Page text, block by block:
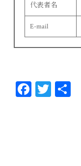
代表者名
E-mail
Fa T